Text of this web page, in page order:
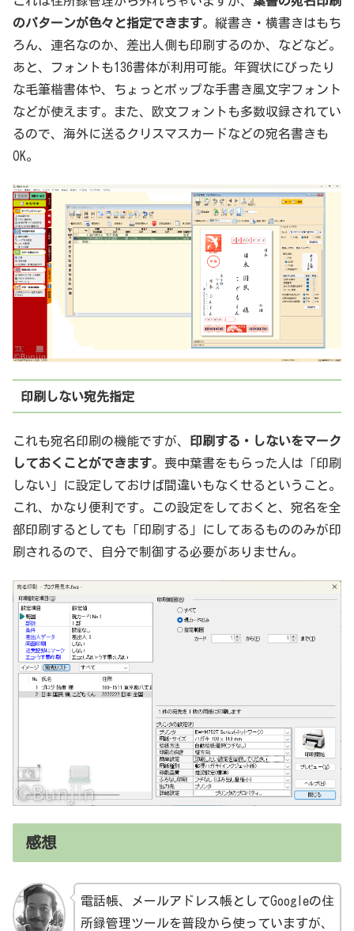
のパターンが色々と指定できます。縦書き・横書きはもち
ろん、連名なのか、差出人側も印刷するのか、などなど。
あと、フォントも136書体が利用可能。年賀状にぴったり
な毛筆楷書体や、ちょっとポップな手書き風文字フォント
などが使えます。また、欧文フォントも多数収録されてい
るので、海外に送るクリスマスカードなどの宛名書きも
OK。
印刷しない宛先指定
これも宛名印刷の機能ですが、
印刷する・しないをマーク
しておくことができます。喪中葉書をもらった人は「印刷
しない」に設定しておけば間違いもなくせるということ。
これ、かなり便利です。この設定をしておくと、宛名を全
部印刷するとしても「印刷する」にしてあるもののみが印
刷されるので、自分で制御する必要がありません。
感想
電話帳、メールアドレス帳としてGoogleの住
所録管理ツールを普段から使っていますが、